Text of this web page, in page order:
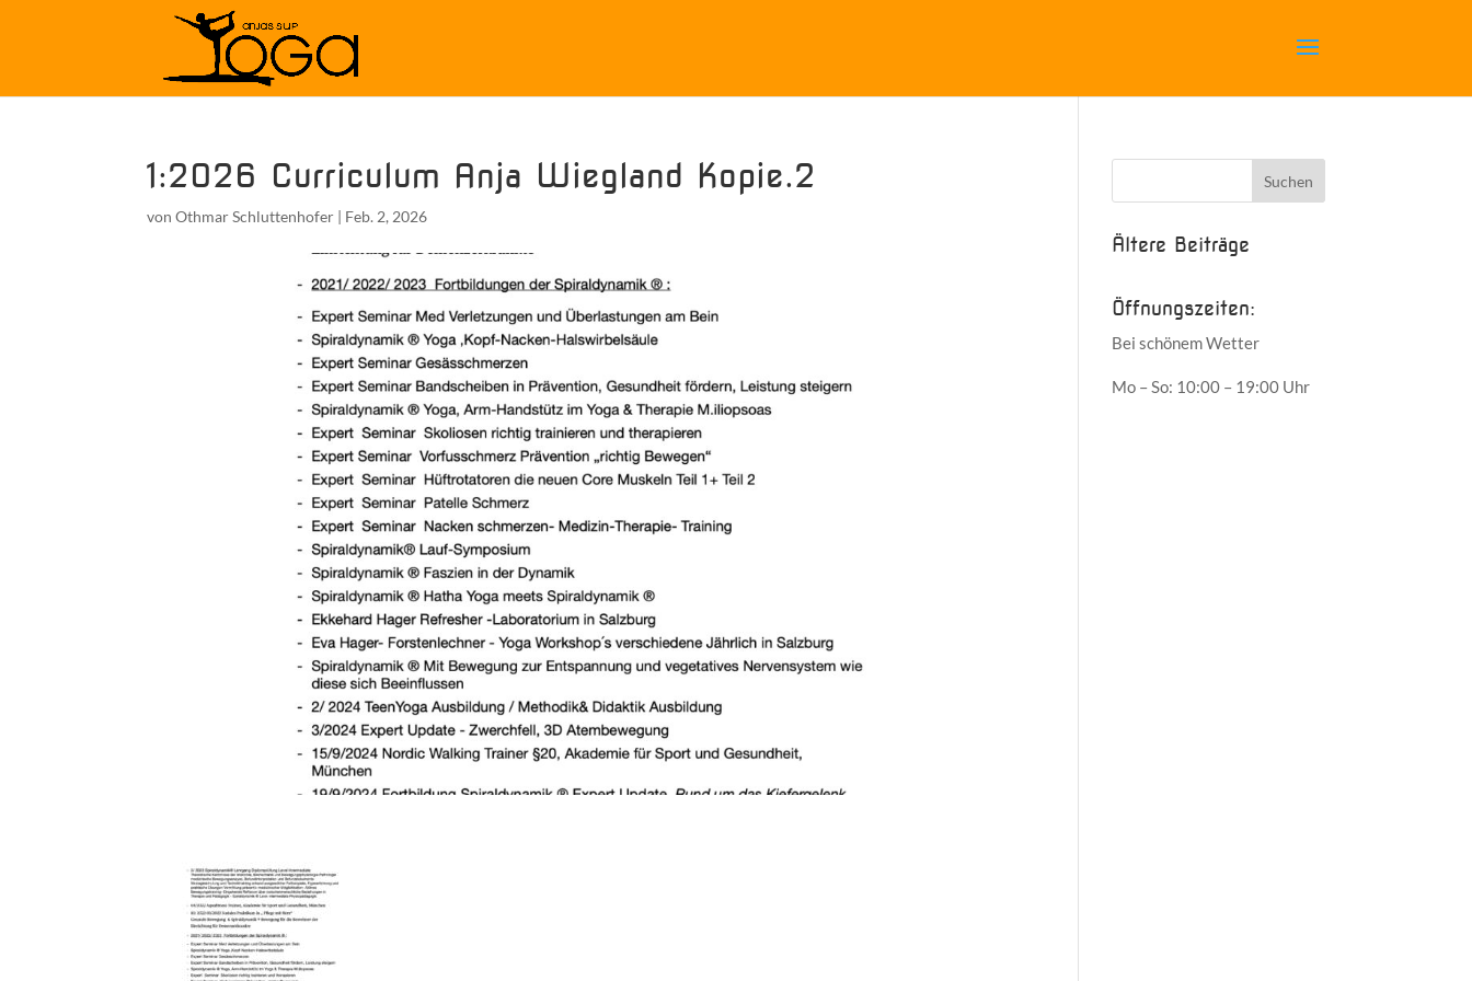
1:2026 Curriculum Anja Wiegland Kopie.2
vonOthmar Schluttenhofer | Feb. 2, 2026
Ältere Beiträge
Öffnungszeiten:
Bei schönem Wetter
Mo – So: 10:00 – 19:00 Uhr